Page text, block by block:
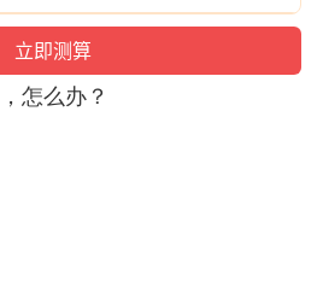
怎么办？